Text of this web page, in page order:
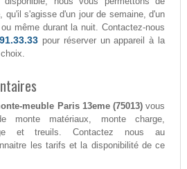
, qu'il s'agisse d'un jour de semaine, d'un
même durant la nuit. Contactez-nous
pour réserver un appareil à la
meuble Paris 13eme (75013)vous
monte matériaux, monte charge,
et treuils. Contactez nous au
les tarifs et la disponibilité de ce